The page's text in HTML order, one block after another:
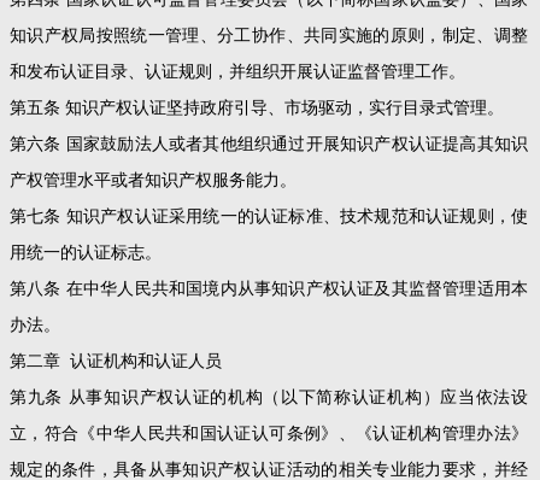
知识产权局按照统一管理、分工协作、共同实施的原则，制定、调整
和发布认证目录、认证规则，并组织开展认证监督管理工作。
第五条 知识产权认证坚持政府引导、市场驱动，实行目录式管理。
第六条 国家鼓励法人或者其他组织通过开展知识产权认证提高其知识
产权管理水平或者知识产权服务能力。
第七条 知识产权认证采用统一的认证标准、技术规范和认证规则，使
用统一的认证标志。
第八条 在中华人民共和国境内从事知识产权认证及其监督管理适用本
办法。
第二章 认证机构和认证人员
第九条 从事知识产权认证的机构（以下简称认证机构）应当依法设
立，符合《中华人民共和国认证认可条例》、《认证机构管理办法》
规定的条件，具备从事知识产权认证活动的相关专业能力要求，并经